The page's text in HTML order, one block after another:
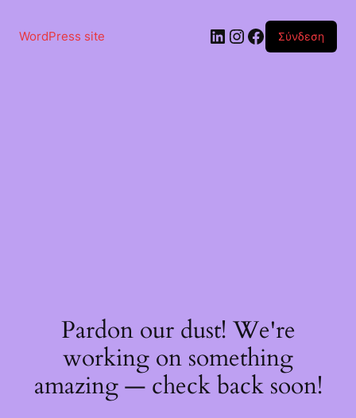
περιεχόμενο
WordPress site Linkedin
Instagram
Facebook
Σύνδεση
Pardon our dust! We're
working on something
amazing — check back soon!